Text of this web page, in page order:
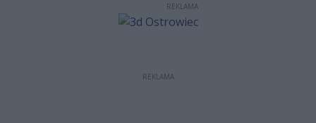
REKLAMA
REKLAMA